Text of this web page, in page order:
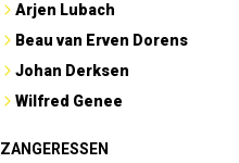
Arjen Lubach
Beau van Erven Dorens
Johan Derksen
Wilfred Genee
ZANGERESSEN